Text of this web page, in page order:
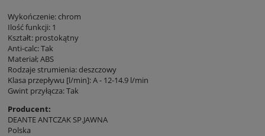
Wykończenie: chrom
Ilość funkcji: 1
Kształt: prostokątny
Anti-calc: Tak
Materiał; ABS
Rodzaje strumienia: deszczowy
Klasa przepływu [l/min]: A - 12-14.9 l/min
Gwint przyłącza: Tak
Producent:
DEANTE ANTCZAK SP.JAWNA
Polska